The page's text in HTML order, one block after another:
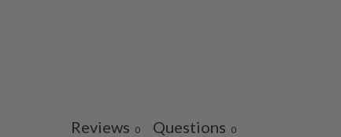
Reviews 0 Questions 0